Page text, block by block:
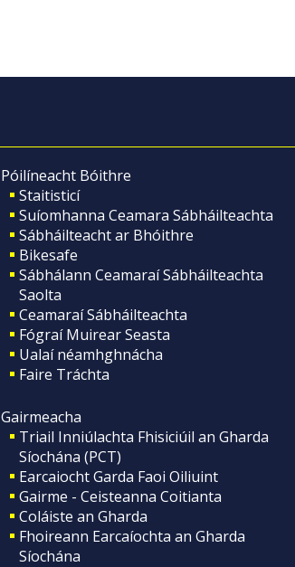
Póilíneacht Bóithre
Staitisticí
Suíomhanna Ceamara Sábháilteachta
Sábháilteacht ar Bhóithre
Bikesafe
Sábhálann Ceamaraí Sábháilteachta
Saolta
Ceamaraí Sábháilteachta
Fógraí Muirear Seasta
Ualaí néamhghnácha
Faire Tráchta
Gairmeacha
Triail Inniúlachta Fhisiciúil an Gharda
Síochána (PCT)
Earcaiocht Garda Faoi Oiliuint
Gairme - Ceisteanna Coitianta
Coláiste an Gharda
Fhoireann Earcaíochta an Gharda
Síochána